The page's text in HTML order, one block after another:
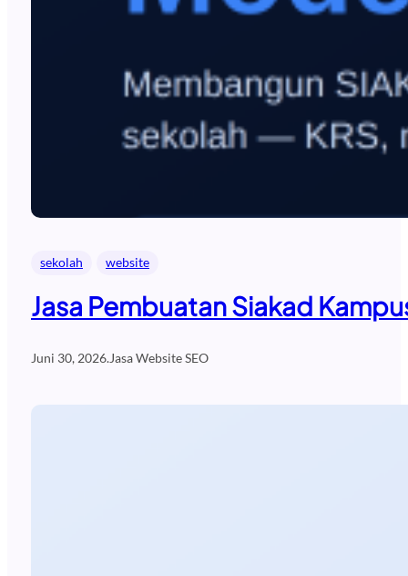
sekolah website
Jasa Pembuatan Siakad
Juni 30, 2026.Jasa Website SEO